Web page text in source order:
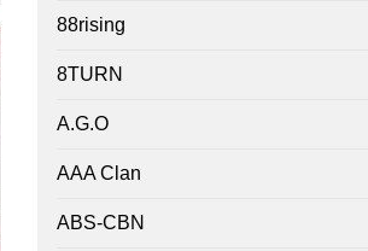
88rising
8TURN
A.G.O
AAA Clan
ABS-CBN